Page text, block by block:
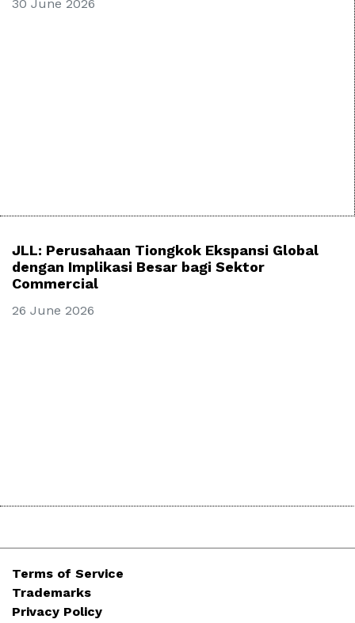
30 June 2026
JLL: Perusahaan Tiongkok Ekspansi Global
dengan Implikasi Besar bagi Sektor
Commercial
26 June 2026
Terms of Service
Trademarks
Privacy Policy